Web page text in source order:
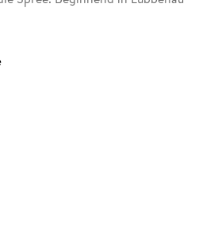
Gröben und Treplin. Lesung mit
9 h 12 min